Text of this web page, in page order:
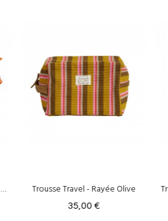
37,00 €